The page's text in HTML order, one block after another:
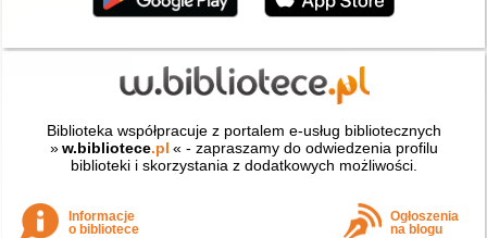
Biblioteka współpracuje z portalem e-usług bibliotecznych
» w.bibliotece.pl « - zapraszamy do odwiedzenia profilu
biblioteki i skorzystania z dodatkowych możliwości.
Informacje
o bibliotece
Ogłoszenia
na blogu